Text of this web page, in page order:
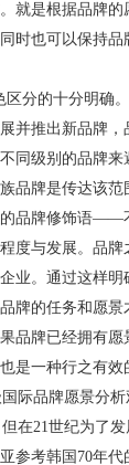
就是根据品牌
时也可以保持
分的十分明确
并推出新品牌
同级别的品牌
品牌是传达该
品牌修饰语——
度与发展。品
业。通过这样
牌的任务和愿
品牌已经拥有
是一种行之有效
际品牌愿景分析
在21世纪为了
参考韩国70年